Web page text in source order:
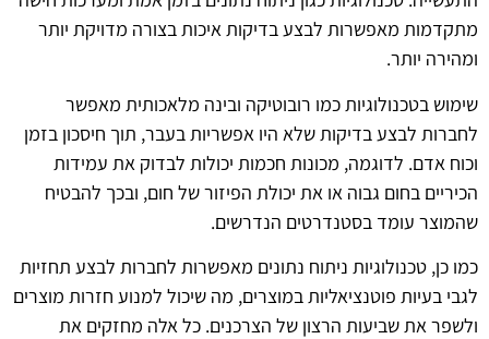
מתקדמות מאפשרות לבצע בדיקות איכות בצורה מדויקת יותר
ומהירה יותר.
שימוש בטכנולוגיות כמו רובוטיקה ובינה מלאכותית מאפשר
לחברות לבצע בדיקות שלא היו אפשריות בעבר, תוך חיסכון בזמן
וכוח אדם. לדוגמה, מכונות חכמות יכולות לבדוק את עמידות
הכיריים בחום גבוה או את יכולת הפיזור של חום, ובכך להבטיח
שהמוצר עומד בסטנדרטים הנדרשים.
כמו כן, טכנולוגיות ניתוח נתונים מאפשרות לחברות לבצע תחזיות
לגבי בעיות פוטנציאליות במוצרים, מה שיכול למנוע חזרות מוצרים
ולשפר את שביעות הרצון של הצרכנים. כל אלה מחזקים את